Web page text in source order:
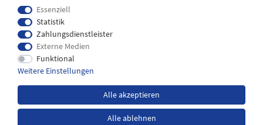
Impressum
Widerrufs­recht
Essenziell
Statistik
Zahlungsdienstleister
Externe Medien
Funktional
Weitere Einstellungen
Alle akzeptieren
Alle ablehnen